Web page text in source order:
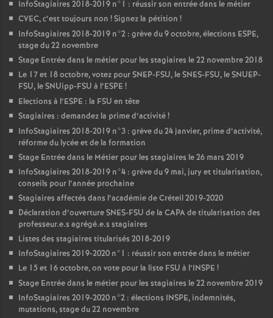
InfoStagiaires 2018-2019 n°1 : réussir son entrée dans le métier
CVEC, c’est toujours non ! Signez la pétition !
InfoStagiaires 2018-2019 n°2 : grève du 9 octobre, élections ESPE,
stage du 22 novembre
Stage Entrée dans le métier pour les stagiaires le 22 novembre 2018
Le 17 et 18 octobre, votez pourSNEP-FSU, leSNES-FSU, leSNUEP-
FSU, le SNUipp-FSU à l’ESPE !
Elections à l’ESPE : la FSU en tête
Stagiaires : demandez la prime d’activité!
InfoStagiaires 2018-2019 n°3 : grève du 24 janvier, prime d’activité,
réforme du lycée et de la formation
Stage Entrée dans le Métier pour les stagiaires le 26 mars 2019
InfoStagiaires 2018-2019 n°4 : grève du 9 mai, jury et titularisation,
conseils pour l’année prochaine
Stagiaires affectés dans l’académie de Créteil 2019-2020
Déclaration d’ouvertureSNES-FSU de la CAPAde titularisation des
professeur.e.s agrégé.e.s stagiaires
Listes des stagiaires titularisés 2018-2019
InfoStagiaires 2019-2020 n°1 : réussir son entrée dans le métier
Le 15 et 16 octobre, on vote pour la liste FSU à l’INSPE !
Stage Entrée dans le métier pour les stagiaires le 22 novembre 2019
InfoStagiaires 2019-2020 n°2 : élections INSPE, indemnités,
mutations, stage du 22 novembre